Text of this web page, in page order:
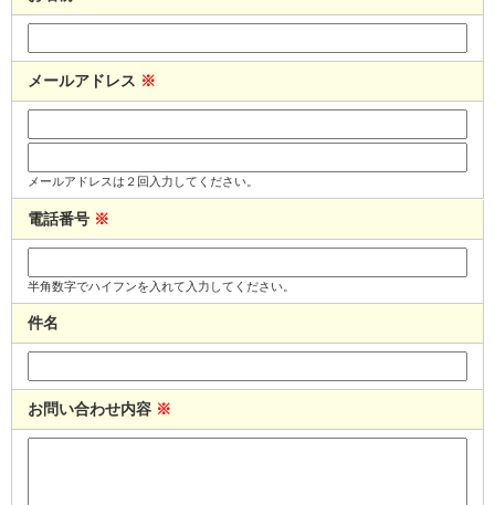
メールアドレス ※
メールアドレスは２回入力してください。
電話番号 ※
半角数字でハイフンを入れて入力してください。
件名
お問い合わせ内容 ※